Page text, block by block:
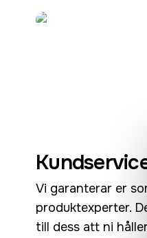
Vi garanterar er
produktexperter.
till dess att ni